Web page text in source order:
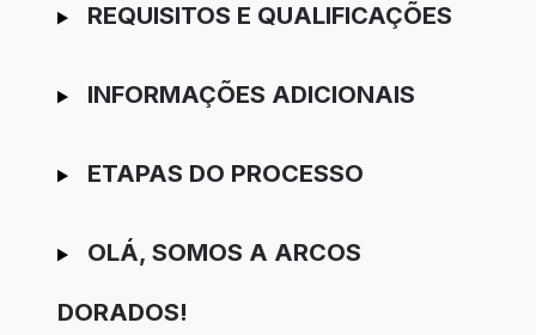
REQUISITOS E QUALIFICAÇÕES
INFORMAÇÕES ADICIONAIS
ETAPAS DO PROCESSO
OLÁ, SOMOS A ARCOS
DORADOS!